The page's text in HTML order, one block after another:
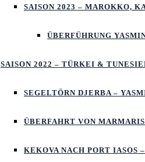
SAISON 2023 – MAROKKO,
ÜBERFÜHRUNG
SAISON 2022 – TÜRKEI &
SEGELTÖRN DJERBA –
ÜBERFAHRT VON
KEKOVA NACH PORT IASOS